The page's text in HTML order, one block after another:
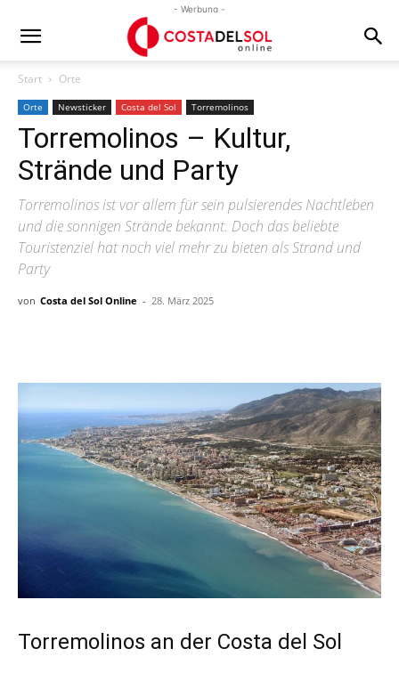
- Werbung -
Start Orte
Orte Newsticker Costa del Sol Torremolinos
Torremolinos – Kultur,
Strände und Party
Torremolinos ist vor allem für sein pulsierendes Nachtleben
und die sonnigen Strände bekannt. Doch das beliebte
Touristenziel hat noch viel mehr zu bieten als Strand und
Party
von Costa del Sol Online - 28. März 2025
Torremolinos an der Costa del Sol